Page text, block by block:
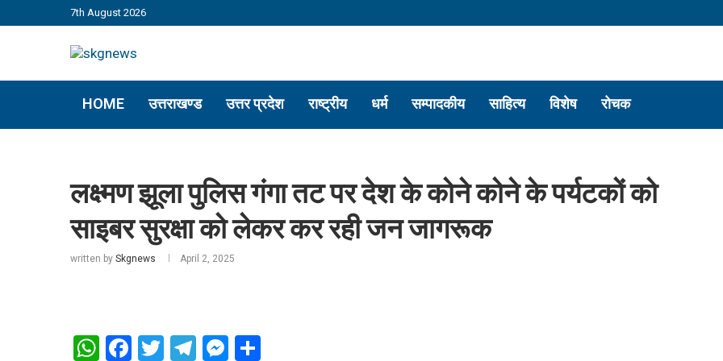
7th August 2026
HOME उत्तराखण्ड उत्तर प्रदेश राष्ट्रीय धर्म सम्पादकीय साहित्य विशेष रोचक
लक्ष्मण झूला पुलिस गंगा तट पर देश के कोने कोने के पर्यटकों को
साइबर सुरक्षा को लेकर कर रही जन जागरूक
written by Skgnews April 2, 2025
WhatsApp
Facebook
Twitter
Telegram
Messenger